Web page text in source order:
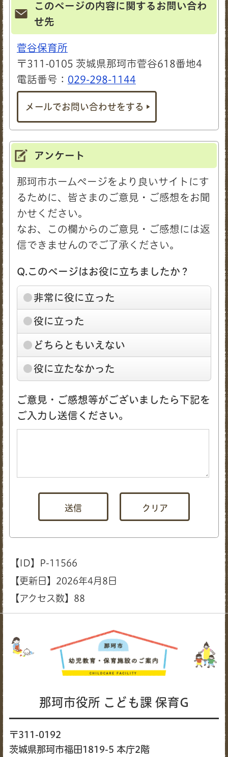
このページの内容に関するお問い合わ
せ先
菅谷保育所
〒311-0105 茨城県那珂市菅谷618番地4
電話番号： 029-298-1144
メールでお問い合わせをする
アンケート
那珂市ホームページをより良いサイトにす
るために、皆さまのご意見・ご感想をお聞
かせください。
なお、この欄からのご意見・ご感想には返
信できませんのでご了承ください。
Q.このページはお役に立ちましたか？
非常に役に立った
役に立った
どちらともいえない
役に立たなかった
ご意見・ご感想等がございましたら下記を
ご入力し送信ください。
【ID】
P-11566
【更新日】 2026年4月8日
【アクセス数】 88
那珂市役所 こども課 保育G
〒311-0192
茨城県那珂市福田1819-5 本庁2階